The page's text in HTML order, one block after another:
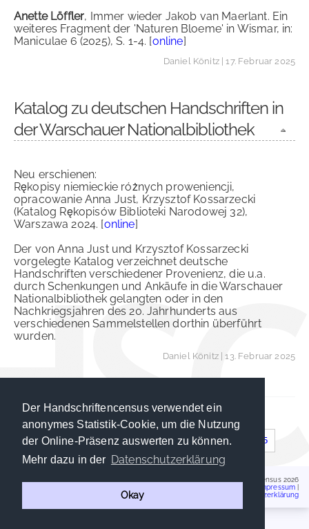
Der Handschriftencensus verwendet ein
anonymes Statistik-Cookie, um die Nutzung
der Online-Präsenz auswerten zu können.
Mehr dazu in der Datenschutzerklärung
Okay
Anette Löffler, Immer wieder Jakob van Maerlant. Ein
weiteres Fragment der 'Naturen Bloeme' in Wismar, in:
Maniculae 6 (2025), S. 1-4. [online]
Daniel Könitz| 17. Februar 2025
Katalog zu deutschen Handschriften in
der Warschauer Nationalbibliothek
Neu erschienen:
Rękopisy niemieckie różnych proweniencji,
opracowanie Anna Just, Krzysztof Kossarzecki
(Katalog Rękopisów Biblioteki Narodowej 32),
Warszawa 2024. [online]
Der von Anna Just und Krzysztof Kossarzecki
vorgelegte Katalog verzeichnet deutsche
Handschriften verschiedener Provenienz, die u.a.
durch Schenkungen und Ankäufe in die Warschauer
Nationalbibliothek gelangten oder in den
Nachkriegsjahren des 20. Jahrhunderts aus
verschiedenen Sammelstellen dorthin überführt
wurden.
Daniel Könitz| 13. Februar 2025
1 2 3 4 5 … 14 15
Handschriftencensus 2026
Impressum
Datenschutzerklärung